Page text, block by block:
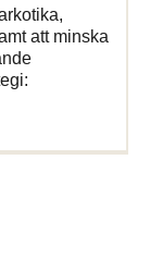
att minska